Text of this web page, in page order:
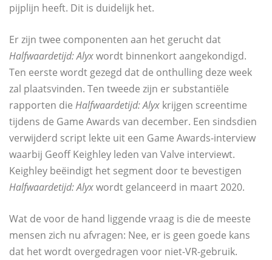
pijplijn heeft. Dit is duidelijk het.
Er zijn twee componenten aan het gerucht dat
Halfwaardetijd: Alyxwordt binnenkort aangekondigd.
Ten eerste wordt gezegd dat de onthulling deze week
zal plaatsvinden. Ten tweede zijn er substantiële
rapporten die Halfwaardetijd: Alyx krijgen screentime
tijdens de Game Awards van december. Een sindsdien
verwijderd script lekte uit een Game Awards-interview
waarbij Geoff Keighley leden van Valve interviewt.
Keighley beëindigt het segment door te bevestigen
Halfwaardetijd: Alyxwordt gelanceerd in maart 2020.
Wat de voor de hand liggende vraag is die de meeste
mensen zich nu afvragen: Nee, er is geen goede kans
dat het wordt overgedragen voor niet-VR-gebruik.